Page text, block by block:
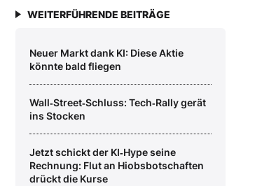
WEITERFÜHRENDE BEITRÄGE
Neuer Markt dank KI: Diese Aktie
könnte bald fliegen
Wall‑Street‑Schluss: Tech‑Rally gerät
ins Stocken
Jetzt schickt der KI‑Hype seine
Rechnung: Flut an Hiobsbotschaften
drückt die Kurse